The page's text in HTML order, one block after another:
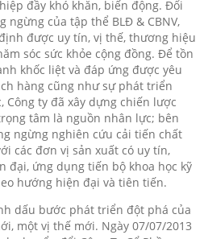
đầy khó khăn, biến động. Đổi
ngừng của tập thể BLĐ & CBNV,
được uy tín, vị thế, thương hiệu
sóc sức khỏe cộng đồng. Để tồn
khốc liệt và đáp ứng được yêu
hàng cũng như sự phát triển
Công ty đã xây dựng chiến lược
tâm là nguồn nhân lực; bên
ngừng nghiên cứu cải tiến chất
các đơn vị sản xuất có uy tín,
đại, ứng dụng tiến bộ khoa học kỹ
hướng hiện đại và tiên tiến.
dấu bước phát triển đột phá của
một vị thế mới. Ngày 07/07/2013